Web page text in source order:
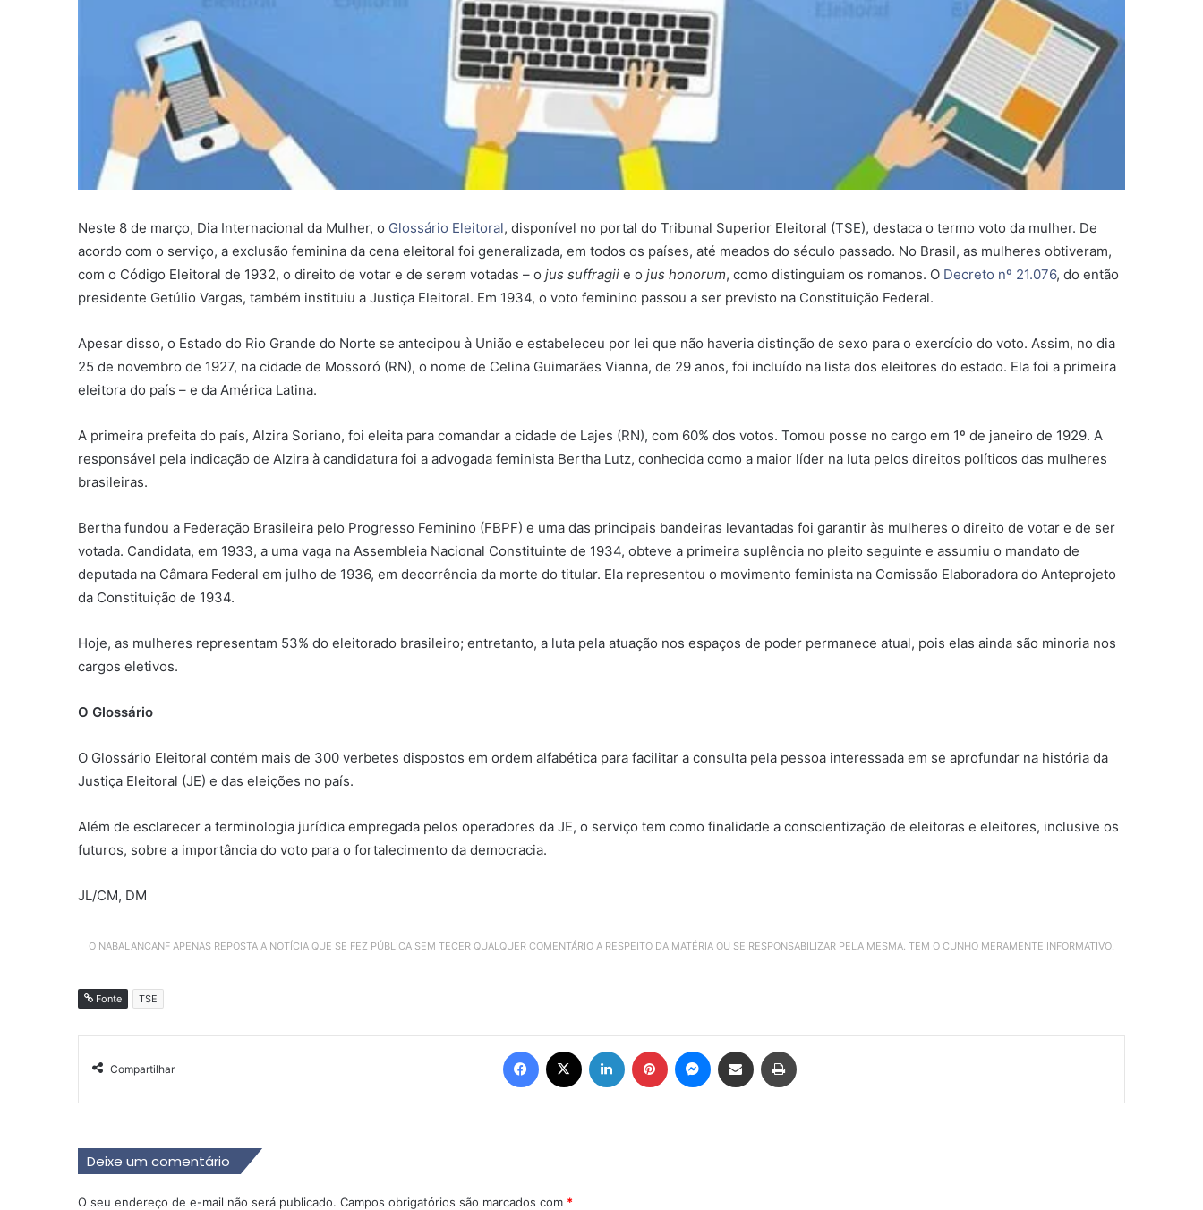
Neste 8 de março, Dia Internacional da Mulher, o Glossário Eleitoral, disponível no portal do Tribunal Superior Eleitoral (TSE), destaca o termo voto da mulher. De
acordo com o serviço, a exclusão feminina da cena eleitoral foi generalizada, em todos os países, até meados do século passado. No Brasil, as mulheres obtiveram,
com o Código Eleitoral de 1932, o direito de votar e de serem votadas – o jus suffragii e o jus honorum, como distinguiam os romanos. O Decreto nº 21.076, do então
presidente Getúlio Vargas, também instituiu a Justiça Eleitoral. Em 1934, o voto feminino passou a ser previsto na Constituição Federal.
Apesar disso, o Estado do Rio Grande do Norte se antecipou à União e estabeleceu por lei que não haveria distinção de sexo para o exercício do voto. Assim, no dia
25 de novembro de 1927, na cidade de Mossoró (RN), o nome de Celina Guimarães Vianna, de 29 anos, foi incluído na lista dos eleitores do estado. Ela foi a primeira
eleitora do país – e da América Latina.
A primeira prefeita do país, Alzira Soriano, foi eleita para comandar a cidade de Lajes (RN), com 60% dos votos. Tomou posse no cargo em 1º de janeiro de 1929. A
responsável pela indicação de Alzira à candidatura foi a advogada feminista Bertha Lutz, conhecida como a maior líder na luta pelos direitos políticos das mulheres
brasileiras.
Bertha fundou a Federação Brasileira pelo Progresso Feminino (FBPF) e uma das principais bandeiras levantadas foi garantir às mulheres o direito de votar e de ser
votada. Candidata, em 1933, a uma vaga na Assembleia Nacional Constituinte de 1934, obteve a primeira suplência no pleito seguinte e assumiu o mandato de
deputada na Câmara Federal em julho de 1936, em decorrência da morte do titular. Ela representou o movimento feminista na Comissão Elaboradora do Anteprojeto
da Constituição de 1934.
Hoje, as mulheres representam 53% do eleitorado brasileiro; entretanto, a luta pela atuação nos espaços de poder permanece atual, pois elas ainda são minoria nos
cargos eletivos.
O Glossário
O Glossário Eleitoral contém mais de 300 verbetes dispostos em ordem alfabética para facilitar a consulta pela pessoa interessada em se aprofundar na história da
Justiça Eleitoral (JE) e das eleições no país.
Além de esclarecer a terminologia jurídica empregada pelos operadores da JE, o serviço tem como finalidade a conscientização de eleitoras e eleitores, inclusive os
futuros, sobre a importância do voto para o fortalecimento da democracia.
JL/CM, DM
O NABALANCANF APENAS REPOSTA A NOTÍCIA QUE SE FEZ PÚBLICA SEM TECER QUALQUER COMENTÁRIO A RESPEITO DA MATÉRIA OU SE RESPONSABILIZAR PELA MESMA. TEM O CUNHO MERAMENTE INFORMATIVO.
Fonte TSE
Compartilhar
Deixe um comentário
O seu endereço de e-mail não será publicado. Campos obrigatórios são marcados com *